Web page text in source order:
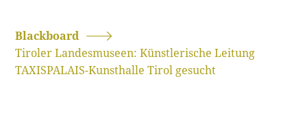
Blackboard
Tiroler Landesmuseen: Künstlerische Leitung
TAXISPALAIS-Kunsthalle Tirol gesuchtProjekte